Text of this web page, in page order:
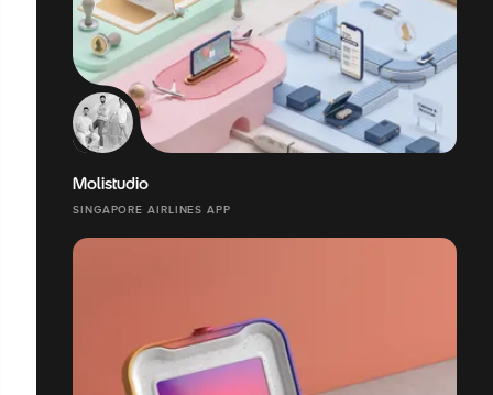
Molistudio
SINGAPORE AIRLINES APP